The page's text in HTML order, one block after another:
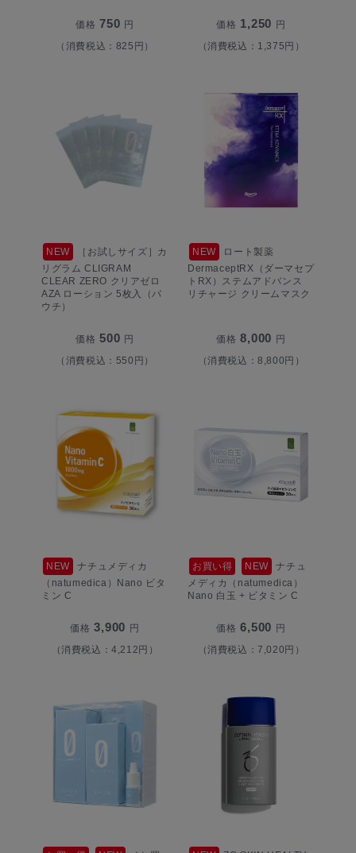
価格 750 円
（消費税込：825円）
価格 1,250 円
（消費税込：1,375円）
NEW
［お試しサイズ］カ
リグラム CLIGRAM
CLEAR ZERO クリアゼロ
AZA ローション 5枚入（パ
ウチ）
価格 500 円
（消費税込：550円）
NEW
ロート製薬
DermaceptRX（ダーマセプ
トRX）ステムアドバンス
リチャージ クリームマスク
価格 8,000 円
（消費税込：8,800円）
NEW
ナチュメディカ
（natumedica）Nano ビタ
ミン C
価格 3,900 円
（消費税込：4,212円）
お買い得 NEW
ナチュ
メディカ（natumedica）
Nano 白玉 + ビタミン C
価格 6,500 円
（消費税込：7,020円）